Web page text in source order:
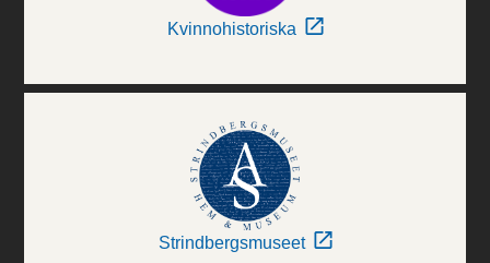
Kvinnohistoriska
Strindbergsmuseet